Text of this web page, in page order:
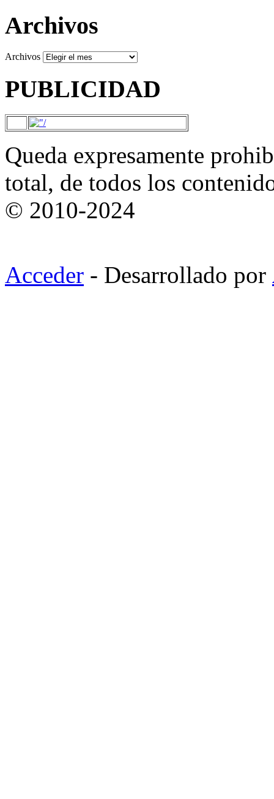
Archivos
Archivos
PUBLICIDAD
Queda expresamente
total, de todos los
© 2010-2024
Acceder - Desarrollado por